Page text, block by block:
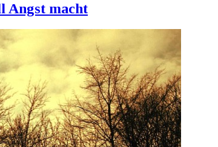
Angst macht